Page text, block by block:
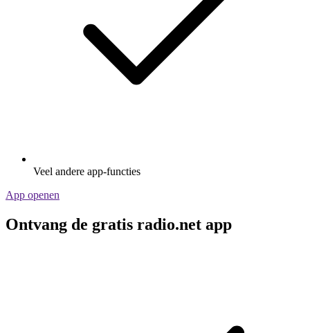
Veel andere app-functies
App openen
Ontvang de gratis radio.net app